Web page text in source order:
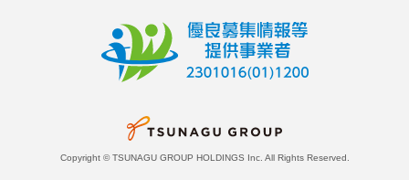
Copyright © TSUNAGU GROUP HOLDINGS Inc. All Rights Reserved.